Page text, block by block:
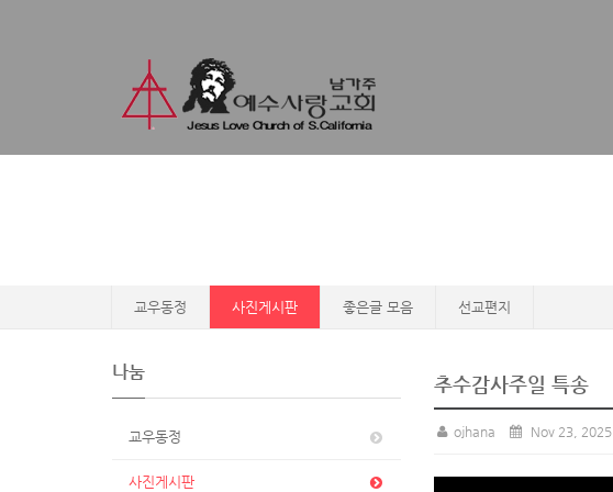
교우동정 사진게시판 좋은글 모음 선교편지
나눔
교우동정
사진게시판
추수감사주일 특송
ojhana Nov 23, 2025